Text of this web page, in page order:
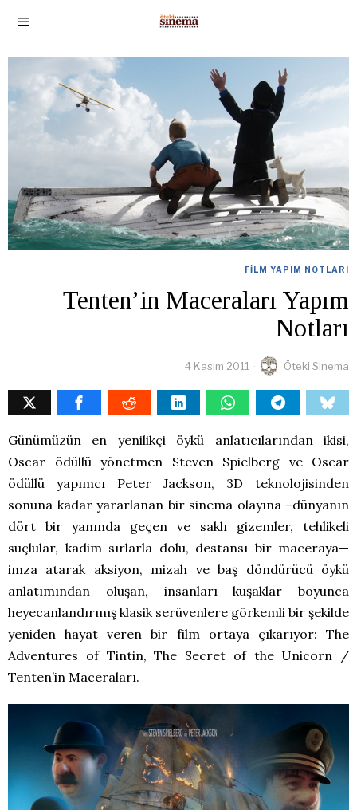
FILM YAPIM NOTLARI
Tenten’in Maceraları Yapım
Notları
4 Kasım 2011 Öteki Sinema
Günümüzün en yenilikçi öykü anlatıcılarından ikisi,
Oscar ödüllü yönetmen Steven Spielberg ve Oscar
ödüllü yapımcı Peter Jackson, 3D teknolojisinden
sonuna kadar yararlanan bir sinema olayına –dünyanın
dört bir yanında geçen ve saklı gizemler, tehlikeli
suçlular, kadim sırlarla dolu, destansı bir maceraya—
imza atarak aksiyon, mizah ve baş döndürücü öykü
anlatımından oluşan, insanları kuşaklar boyunca
heyecanlandırmış klasik serüvenlere görkemli bir şekilde
yeniden hayat veren bir film ortaya çıkarıyor: The
Adventures of Tintin, The Secret of the Unicorn /
Tenten’in Maceraları.